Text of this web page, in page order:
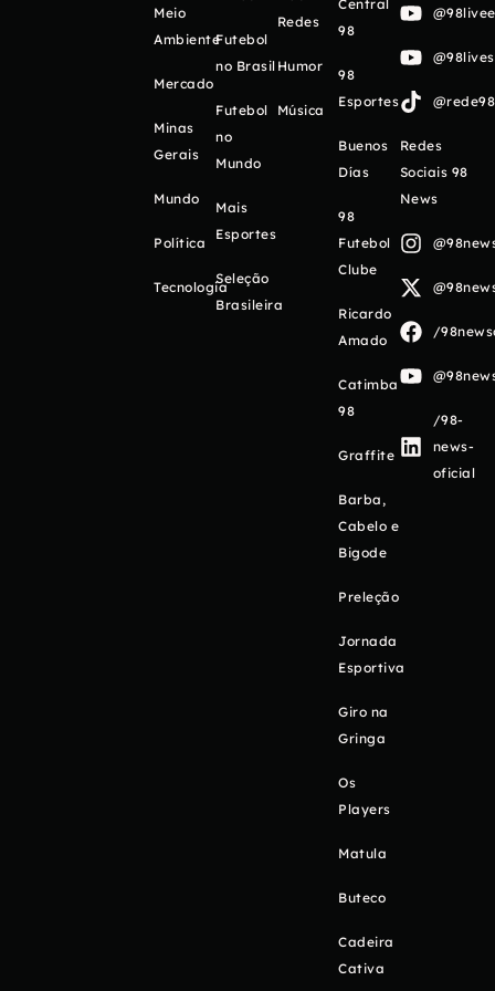
Meio
Ambiente
Mercado
Minas
Gerais
Mundo
Política
Tecnologia
Futebol
no Brasil
Futebol
no
Mundo
Mais
Esportes
Seleção
Brasileira
Redes
Humor
Música
Central
98
98
Esportes
Buenos
Días
98
Futebol
Clube
Ricardo
Amado
Catimba
98
Graffite
Barba,
Cabelo e
Bigode
Preleção
Jornada
Esportiva
Giro na
Gringa
Os
Players
Matula
Buteco
Cadeira
Cativa
Redes
Sociais 98
News
/
/98-
news-
oficial